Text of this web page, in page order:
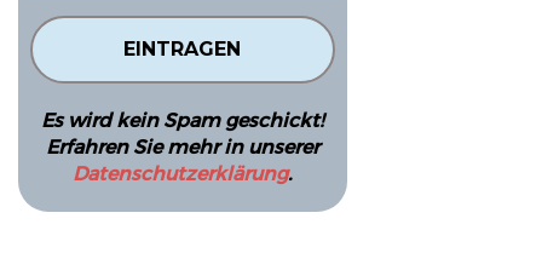
Es wird kein Spam geschickt!
Erfahren Sie mehr in unserer
Datenschutzerklärung.